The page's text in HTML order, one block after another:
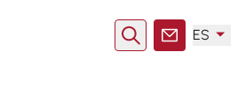
Buscar enContacto
ES